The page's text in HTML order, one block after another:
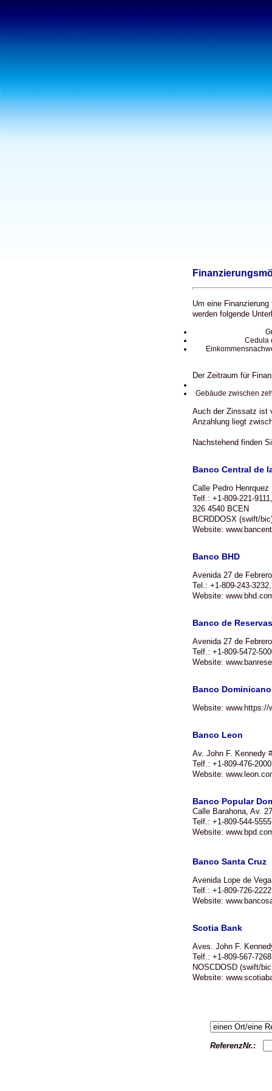
Um eine
werden folgende
Cedula
Der Zeitraum für
Gebäude zwischen
Auch der Zinssatz ist
Anzahlung liegt
Nachstehend finden
Banco Central de
Calle Pedro
Telf.: +1-809-221-
326 4540 BCEN
BCRDDOSX (swift/
Website:
Banco BHD
Avenida 27 de
Tel.: +1-809-243-
Website:
Banco de Reservas
Avenida 27 de
Telf.: +1-809-5472-
Website:
Banco
Website: www.https://
Banco Leon
Av. John F. Kennedy
Telf.: +1-809-476-
Website:
Banco Popular
Calle Barahona, Av.
Telf.: +1-809-544-5555
Website:
Banco Santa Cruz
Avenida Lope de
Telf.: +1-809-726-
Website:
Scotia Bank
Aves. John F.
Telf.: +1-809-567-
NOSCDOSD (swift/
Website:
ReferenzNr.: